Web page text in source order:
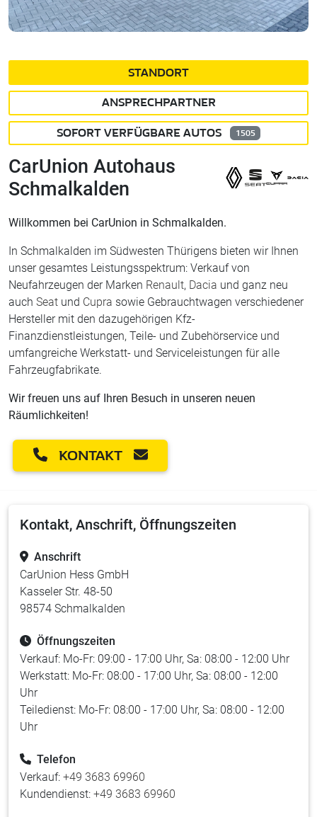
STANDORT
ANSPRECHPARTNER
SOFORT VERFÜGBARE AUTOS 1505
CarUnion Autohaus
Schmalkalden
Willkommen bei CarUnion in Schmalkalden.
In Schmalkalden im Südwesten Thürigens bieten wir Ihnen
unser gesamtes Leistungsspektrum: Verkauf von
Neufahrzeugen der Marken Renault, Dacia und ganz neu
auch Seat und Cupra sowie Gebrauchtwagen verschiedener
Hersteller mit den dazugehörigen Kfz-
Finanzdienstleistungen, Teile- und Zubehörservice und
umfangreiche Werkstatt- und Serviceleistungen für alle
Fahrzeugfabrikate.
Wir freuen uns auf Ihren Besuch in unseren neuen
Räumlichkeiten!
KONTAKT
Kontakt, Anschrift, Öffnungszeiten
Anschrift
CarUnion Hess GmbH
Kasseler Str. 48-50
98574 Schmalkalden
Öffnungszeiten
Verkauf: Mo-Fr: 09:00 - 17:00 Uhr, Sa: 08:00 - 12:00 Uhr
Werkstatt: Mo-Fr: 08:00 - 17:00 Uhr, Sa: 08:00 - 12:00
Uhr
Teiledienst: Mo-Fr: 08:00 - 17:00 Uhr, Sa: 08:00 - 12:00
Uhr
Telefon
Verkauf: +49 3683 69960
Kundendienst: +49 3683 69960